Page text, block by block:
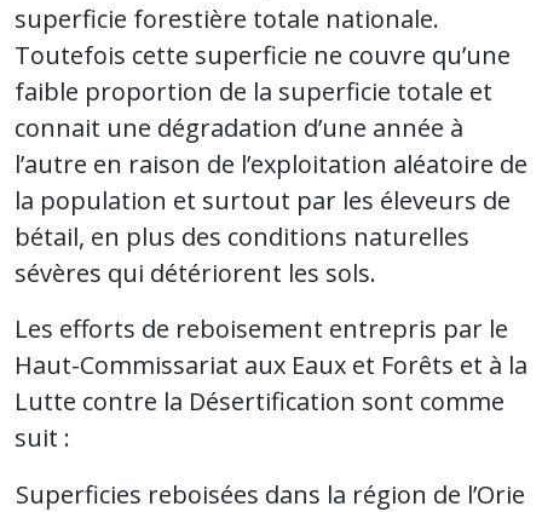
superficie forestière totale nationale.
Toutefois cette superficie ne couvre qu’une
faible proportion de la superficie totale et
connait une dégradation d’une année à
l’autre en raison de l’exploitation aléatoire de
la population et surtout par les éleveurs de
bétail, en plus des conditions naturelles
sévères qui détériorent les sols.
Les efforts de reboisement entrepris par le
Haut-Commissariat aux Eaux et Forêts et à la
Lutte contre la Désertification sont comme
suit :
Superficies reboisées dans la région de